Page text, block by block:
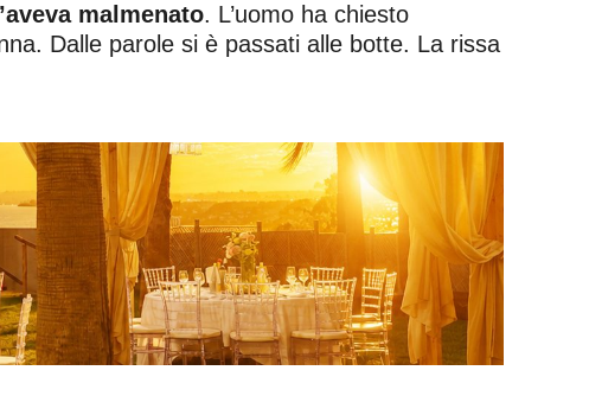
malmenato. L’uomo ha chiesto
Dalle parole si è passati alle botte. La rissa